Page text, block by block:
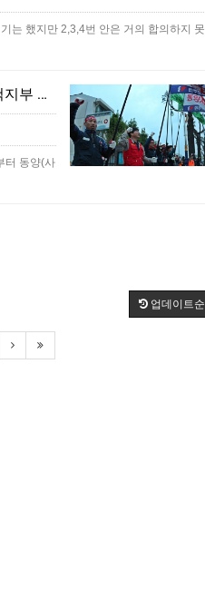
는 했지만 2,3,4번 안은 거의 합의하지 못
[4/29] 민주노총 총파업투쟁 승리!! 동양시멘트 위장도급 분쇄!! 민주노총 동해삼척지부 공동행동
터 동양(사
업데이트순